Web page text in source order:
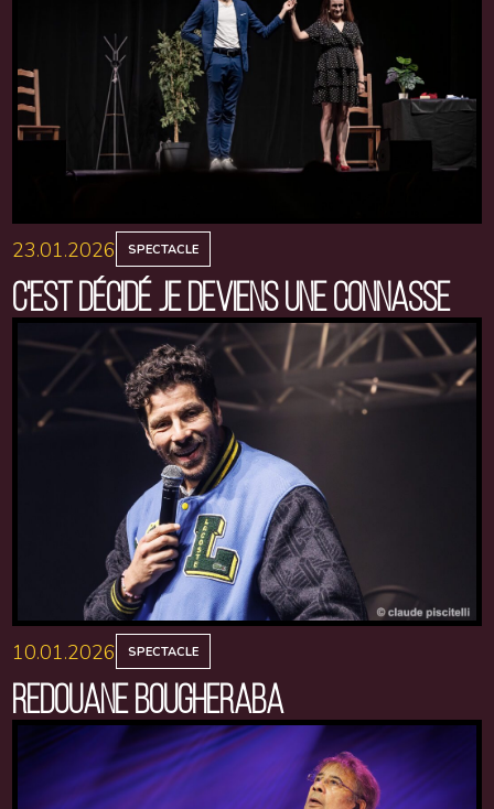
23.01.2026 SPECTACLE
C'EST DÉCIDÉ JE DEVIENS UNE CONNASSE
10.01.2026 SPECTACLE
REDOUANE BOUGHERABA